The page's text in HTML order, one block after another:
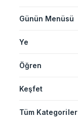
Günün Menüsü
Ye
Öğren
Keşfet
Tüm Kategoriler